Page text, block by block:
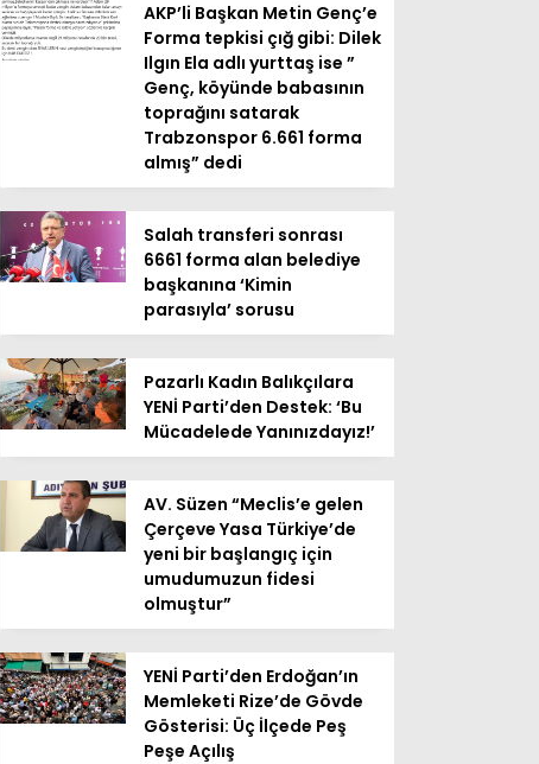
AKP’li Başkan Metin Genç’e
Forma tepkisi çığ gibi: Dilek
Ilgın Ela adlı yurttaş ise ”
Genç, köyünde babasının
toprağını satarak
Trabzonspor 6.661 forma
almış” dedi
Salah transferi sonrası
6661 forma alan belediye
başkanına ‘Kimin
parasıyla’ sorusu
Pazarlı Kadın Balıkçılara
YENİ Parti’den Destek: ‘Bu
Mücadelede Yanınızdayız!’
AV. Süzen “Meclis’e gelen
Çerçeve Yasa Türkiye’de
yeni bir başlangıç için
umudumuzun fidesi
olmuştur”
YENİ Parti’den Erdoğan’ın
Memleketi Rize’de Gövde
Gösterisi: Üç İlçede Peş
Peşe Açılış